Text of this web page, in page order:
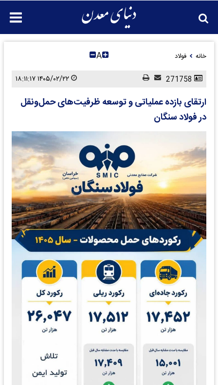
خانه فولاد A
ارتقای بازده عملیاتی و توسعه ظرفیت‌های حمل‌ونقل
در فولاد سنگان